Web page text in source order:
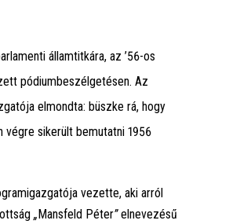
államtitkára, az ’56-os
pódiumbeszélgetésen. Az
elmondta: büszke rá, hogy
végre sikerült bemutatni 1956
vezette, aki arról
„Mansfeld Péter”elnevezésű